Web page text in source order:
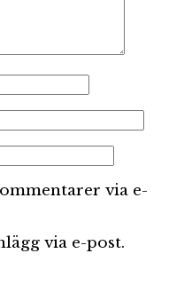
via e-
via e-post.